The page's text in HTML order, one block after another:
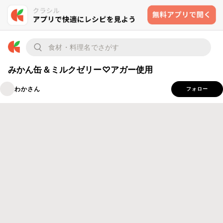
みかん缶＆ミルクゼリー♡アガー使用
わかさん フォロー